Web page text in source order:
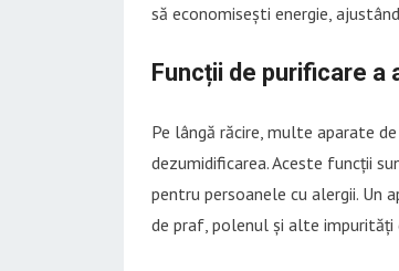
să economisești energie,
Funcții de purificare a
Pe lângă răcire, multe aparate
dezumidificarea. Aceste funcții
pentru persoanele cu alergii. Un
de praf, polenul și alte impurități